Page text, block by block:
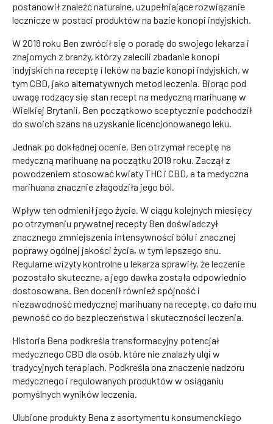
postanowił znaleźć naturalne, uzupełniające rozwiązanie
lecznicze w postaci produktów na bazie konopi indyjskich.
W 2018 roku Ben zwrócił się o poradę do swojego lekarza i
znajomych z branży, którzy zalecili zbadanie konopi
indyjskich na receptę i leków na bazie konopi indyjskich, w
tym CBD, jako alternatywnych metod leczenia. Biorąc pod
uwagę rodzący się stan recept na medyczną marihuanę w
Wielkiej Brytanii, Ben początkowo sceptycznie podchodził
do swoich szans na uzyskanie licencjonowanego leku.
Jednak po dokładnej ocenie, Ben otrzymał receptę na
medyczną marihuanę na początku 2019 roku. Zaczął z
powodzeniem stosować kwiaty THC i CBD, a ta medyczna
marihuana znacznie złagodziła jego ból.
Wpływ ten odmienił jego życie. W ciągu kolejnych miesięcy
po otrzymaniu prywatnej recepty Ben doświadczył
znacznego zmniejszenia intensywności bólu i znacznej
poprawy ogólnej jakości życia, w tym lepszego snu.
Regularne wizyty kontrolne u lekarza sprawiły, że leczenie
pozostało skuteczne, a jego dawka została odpowiednio
dostosowana. Ben docenił również spójność i
niezawodność medycznej marihuany na receptę, co dało mu
pewność co do bezpieczeństwa i skuteczności leczenia.
Historia Bena podkreśla transformacyjny potencjał
medycznego CBD dla osób, które nie znalazły ulgi w
tradycyjnych terapiach. Podkreśla ona znaczenie nadzoru
medycznego i regulowanych produktów w osiąganiu
pomyślnych wyników leczenia.
Ulubione produkty Bena z asortymentu konsumenckiego